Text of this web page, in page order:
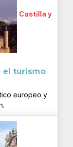
Castilla y
el turismo
europeo y